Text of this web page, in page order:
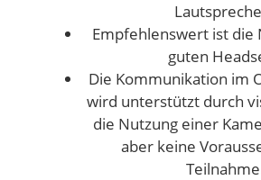
Empfehlenswert ist die
guten
Die Kommunikation im
wird unterstützt durch
die Nutzung einer
aber keine